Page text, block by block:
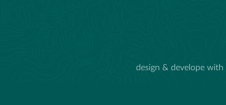
design & develope with